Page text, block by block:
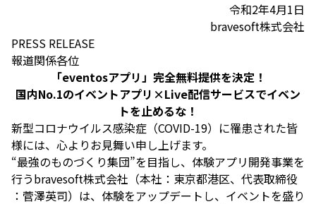
令和2年4月1日
bravesoft株式会社
PRESS RELEASE
報道関係各位
「eventosアプリ」完全無料提供を決定！
国内No.1のイベントアプリ×Live配信サービスでイベン
トを止めるな！
新型コロナウイルス感染症（COVID-19）に罹患された皆
様には、心よりお見舞い申し上げます。
“最強のものづくり集団”を目指し、体験アプリ開発事業を
行うbravesoft株式会社（本社：東京都港区、代表取締役
：菅澤英司）は、体験をアップデートし、イベントを盛り